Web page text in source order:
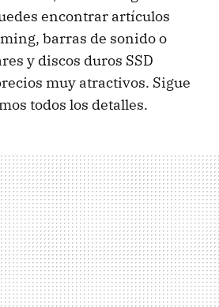
encontrar artículos
barras de sonido o
y discos duros SSD
muy atractivos. Sigue
todos los detalles.